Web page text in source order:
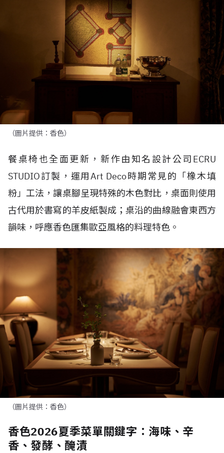
（圖片提供：香色）
餐桌椅也全面更新，新作由知名設計公司 ECRU
STUDIO訂製，運用Art Deco時期常見的「橡木填
粉」工法，讓桌腳呈現特殊的木色對比，桌面則使用
古代用於書寫的羊皮紙製成；桌沿的曲線融會東西方
韻味，呼應香色匯集歐亞風格的料理特色。
（圖片提供：香色）
香色2026夏季菜單關鍵字：海味、辛
香、發酵、醃漬